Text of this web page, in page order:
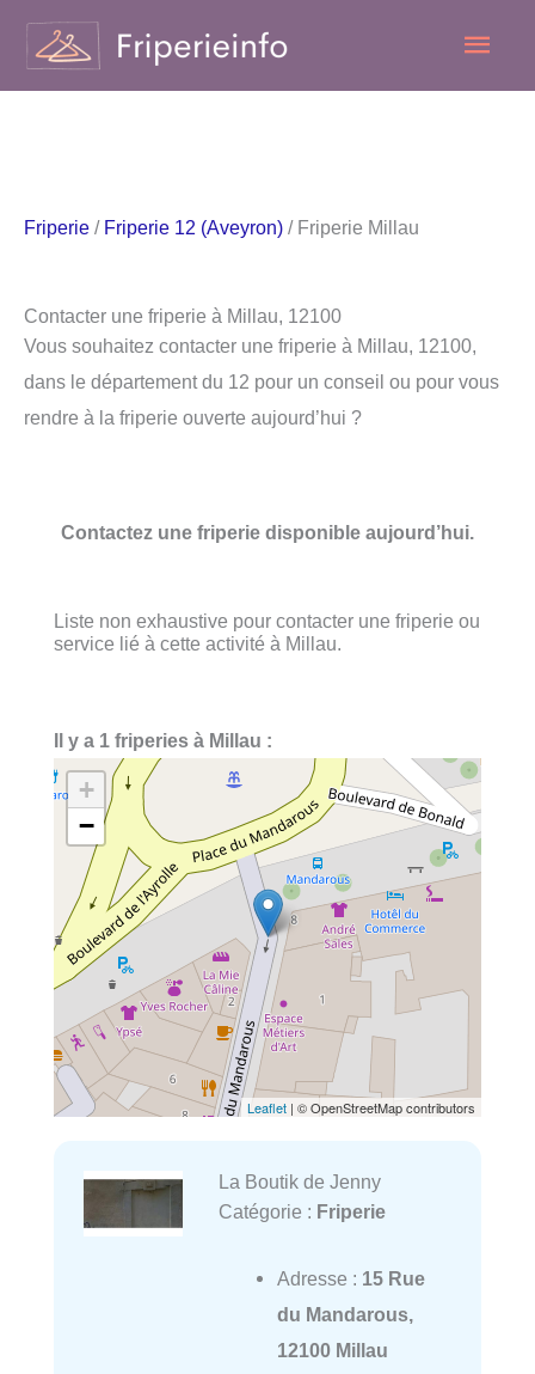
contenu
Friperie / Friperie 12 (Aveyron) / Friperie Millau
Contacter une friperie à Millau, 12100
Vous souhaitez contacter une friperie à Millau, 12100,
dans le département du 12 pour un conseil ou pour vous
rendre à la friperie ouverte aujourd’hui ?
Contactez une friperie disponible aujourd’hui.
Liste non exhaustive pour contacter une friperie ou
service lié à cette activité à Millau.
Il y a 1 friperies à Millau :
+
−
Leaflet | © OpenStreetMap contributors
La Boutik de Jenny
Catégorie : Friperie
Adresse : 15 Rue
du Mandarous,
12100 Millau